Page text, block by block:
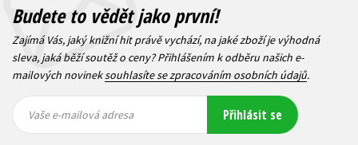
Budete to vědět jako první!
Zajímá Vás, jaký knižní hit právě vychází, na jaké zboží je výhodná
sleva, jaká běží soutěž o ceny? Přihlášením k odběru našich e-
mailových novineksouhlasíte se zpracováním osobních údajů.
mailová
mailová
Vaše e-mailová adresa Přihlásit se